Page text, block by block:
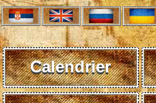
Calendrier